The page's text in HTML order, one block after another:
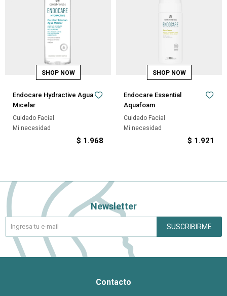
Endocare Hydractive Agua
Micelar
Cuidado Facial
Mi necesidad
$ 1.968
Endocare Essential
Aquafoam
Cuidado Facial
Mi necesidad
$ 1.921
Contacto
Newsletter
SUSCRIBIRME